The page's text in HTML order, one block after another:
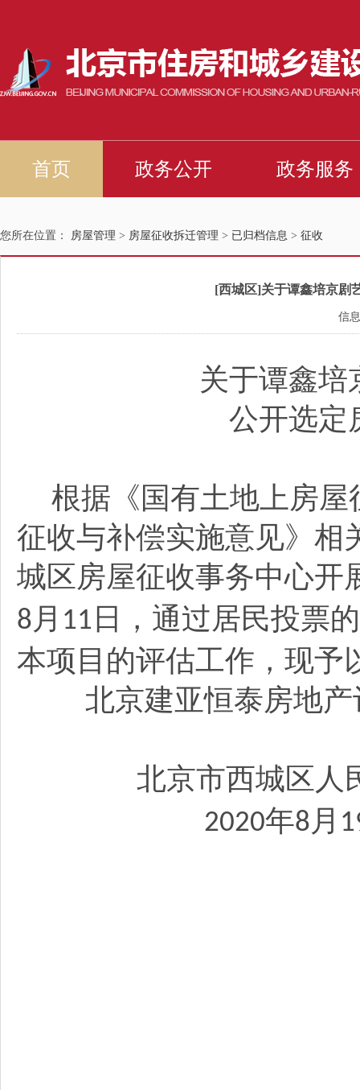
您所在位置： 房屋管理 > 房屋征收拆迁管理 > 已归档信息 > 征收
[西城区]关于谭鑫培京剧
信
关于谭鑫培
公开选定
根据《国有土地上房
征收与补偿实施意见》相
城区房屋征收事务中心开
8 月 11 日，通过居民投票
本项目的评估工作，现予
北京建亚恒泰房地
北京市西城区人
2020年8 月